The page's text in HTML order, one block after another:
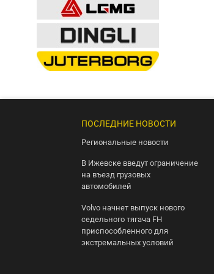
ПОСЛЕДНИЕ НОВОСТИ
Региональные новости
В Ижевске введут ограничение
на въезд грузовых
автомобилей
Volvo начнет выпуск нового
седельного тягача FH
приспособленного для
экстремальных условий